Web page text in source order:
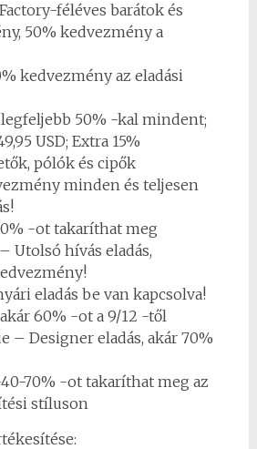
féléves barátok és
50% kedvezmény a
kedvezmény az eladási
legfeljebb 50% -kal mindent;
USD; Extra 15%
pólók és cipők
minden és teljesen
-ot takaríthat meg
Utolsó hívás eladás,
eladás be van kapcsolva!
60% -ot a 9/12 -től
– Designer eladás, akár 70%
40-70% -ot takaríthat meg az
stíluson